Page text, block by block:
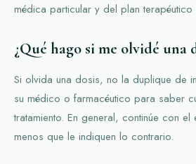
médica particular y del plan
¿Qué hago si me olvidé una
Si olvida una dosis, no la duplique de
su médico o farmacéutico para saber
tratamiento. En general, continúe con el
menos que le indiquen lo contrario.